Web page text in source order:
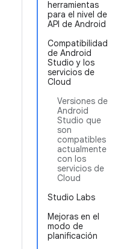
herramientas
para el nivel de
API de Android
Compatibilidad
de Android
Studio y los
servicios de
Cloud
Versiones de
Android
Studio que
son
compatibles
actualmente
con los
servicios de
Cloud
Studio Labs
Mejoras en el
modo de
planificación